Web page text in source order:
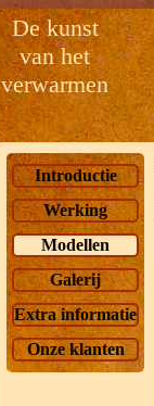
De kunst
van het
verwarmen
Introductie
Werking
Modellen
Galerij
Extra informatie
Onze klanten